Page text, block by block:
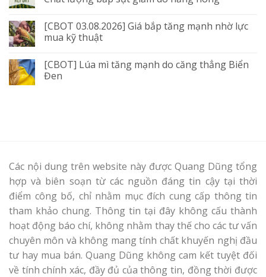
[CBOT 03.08.2026] Giá bắp tăng mạnh nhờ lực
mua kỹ thuật
[CBOT] Lúa mì tăng mạnh do căng thẳng Biển
Đen
Các nội dung trên website này được Quang Dũng tổng
hợp và biên soạn từ các nguồn đáng tin cậy tại thời
điểm công bố, chỉ nhằm mục đích cung cấp thông tin
tham khảo chung. Thông tin tại đây không cấu thành
hoạt động báo chí, không nhằm thay thế cho các tư vấn
chuyên môn và không mang tính chất khuyến nghị đầu
tư hay mua bán. Quang Dũng không cam kết tuyệt đối
về tính chính xác, đầy đủ của thông tin, đồng thời được